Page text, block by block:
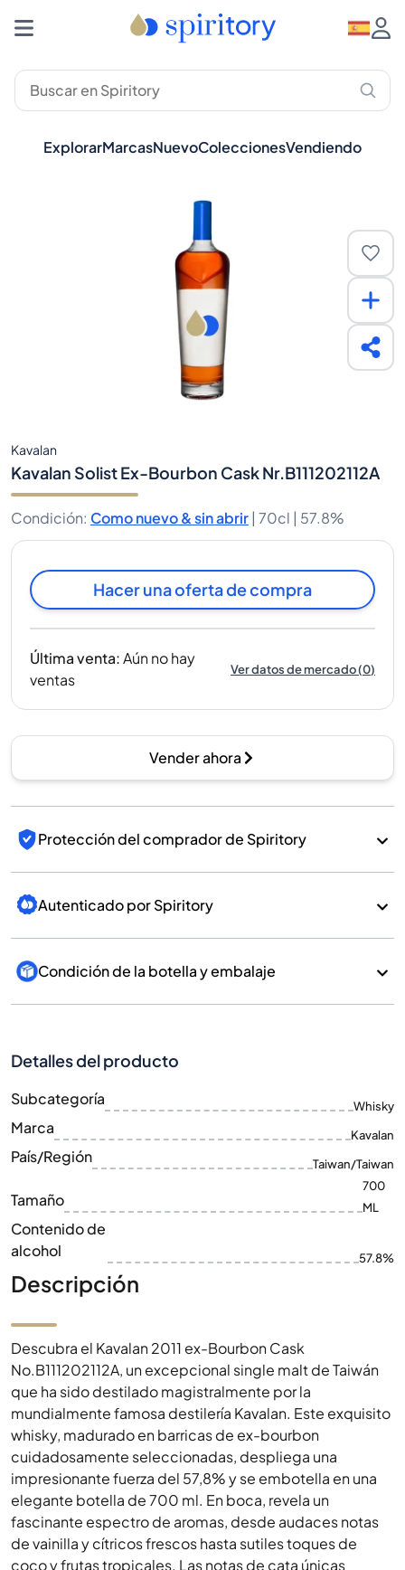
ExplorarMarcasNuevoColeccionesVendiendo
Kavalan
Kavalan Solist Ex-Bourbon Cask Nr.B111202112A
Condición: Como nuevo & sin abrir | 70cl | 57.8%
Hacer una oferta de compra
Última venta:Aún no hay
ventas
Ver datos de mercado(0)
Vender ahora
Protección del comprador de Spiritory
Autenticado por Spiritory
Condición de la botella y embalaje
Detalles del producto
Subcategoría Whisky
Marca Kavalan
País/Región Taiwan/Taiwan
Tamaño
700
ML
Contenido de
alcohol
57.8%
Descripción
Descubra el Kavalan 2011 ex-Bourbon Cask
No.B111202112A, un excepcional single malt de Taiwán
que ha sido destilado magistralmente por la
mundialmente famosa destilería Kavalan. Este exquisito
whisky, madurado en barricas de ex-bourbon
cuidadosamente seleccionadas, despliega una
impresionante fuerza del 57,8% y se embotella en una
elegante botella de 700 ml. En boca, revela un
fascinante espectro de aromas, desde audaces notas
de vainilla y cítricos frescos hasta sutiles toques de
coco y frutas tropicales. Las notas de cata únicas